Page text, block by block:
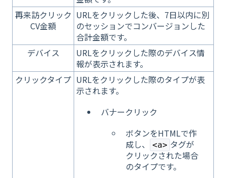
再来訪クリック
CV金額
URLをクリックした後、7日以内に別
のセッションでコンバージョンした
合計金額です。
デバイス
URLをクリックした際のデバイス情
報が表示されます。
クリックタイプ URLをクリックした際のタイプが表
示されます。
バナークリック
ボタンをHTMLで作
成し、
<a> タグが
クリックされた場合
のタイプです。